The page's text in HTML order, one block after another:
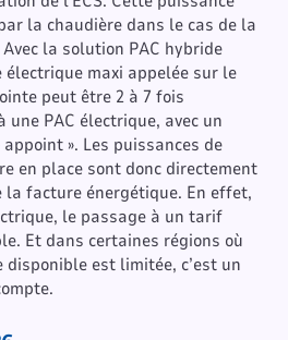
la chaudière dans le cas de la
la solution PAC hybride
maxi appelée sur le
peut être 2 à 7 fois
PAC électrique, avec un
». Les puissances de
en place sont donc directement
la facture énergétique. En effet,
le passage à un tarif
Et dans certaines régions où
est limitée, c’est un